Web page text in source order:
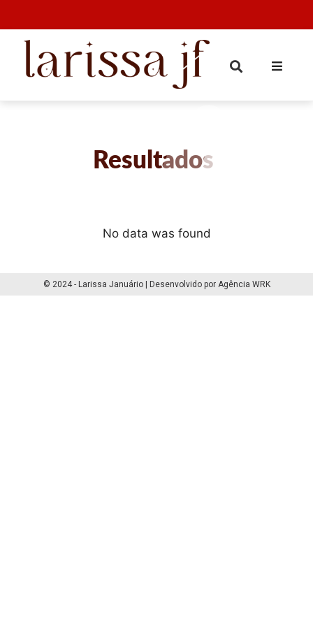
Resultados
No data was found
© 2024 - Larissa Januário | Desenvolvido por Agência WRK